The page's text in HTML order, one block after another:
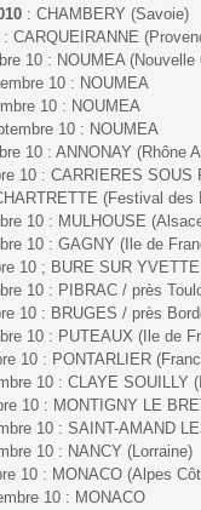
: CHAMBERY (Savoie)
CARQUEIRANNE
10 : NOUMEA (Nouvelle
10 : NOUMEA
10 : NOUMEA
10 : NOUMEA
10 : ANNONAY (Rhône
10 : CARRIERES SOUS
(Festival des
10 : MULHOUSE
10 : GAGNY (Ile de
10 ; BURE SUR
10 : PIBRAC / près
10 : BRUGES / près
10 : PUTEAUX (Ile de
10 : PONTARLIER
10 : CLAYE SOUILLY
10 : MONTIGNY LE
10 : SAINT-AMAND
10 : NANCY (Lorraine)
10 : MONACO (Alpes
10 : MONACO